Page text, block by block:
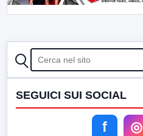
CERCA
SEGUICI SUI SOCIAL
f ◎